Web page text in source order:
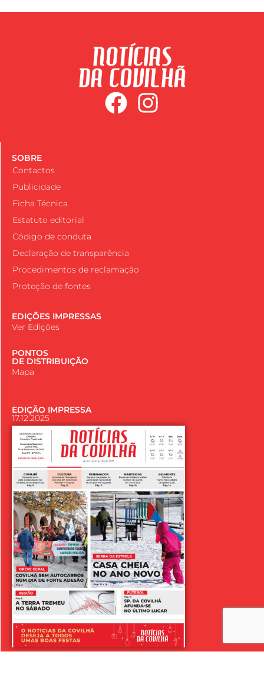
SOBRE
Contactos
Publicidade
Ficha Técnica
Estatuto editorial
Código de conduta
Declaração de transparência
Procedimentos de reclamação
Proteção de fontes
EDIÇÕES IMPRESSAS
Ver Edições
PONTOS
DE DISTRIBUIÇÃO
Mapa
EDIÇÃO IMPRESSA
17.12.2025